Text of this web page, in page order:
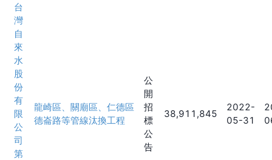
台
灣
自
來
水
股
份
有
限
公
司
第
龍崎區、關廟區、仁德區
德崙路等管線汰換工程
公
開
招
標
公
告
38,911,845
2022-
05-31